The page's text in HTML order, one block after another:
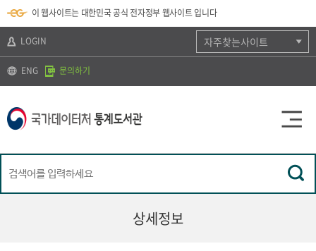
바
로
기
가
기
k
t
)
바
로
기
보
바
가
기
이 웹사이트는 대한민국 공식 전자정부 웹사이트 입니다
LOGIN
ENG 문의하기
자주찾는사이트
상세정보